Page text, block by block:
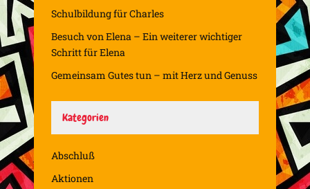
Schulbildung für Charles
Besuch von Elena – Ein weiterer wichtiger
Schritt für Elena
Gemeinsam Gutes tun – mit Herz und Genuss
Kategorien
Abschluß
Aktionen